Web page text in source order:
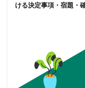
ける決定事項・宿題・